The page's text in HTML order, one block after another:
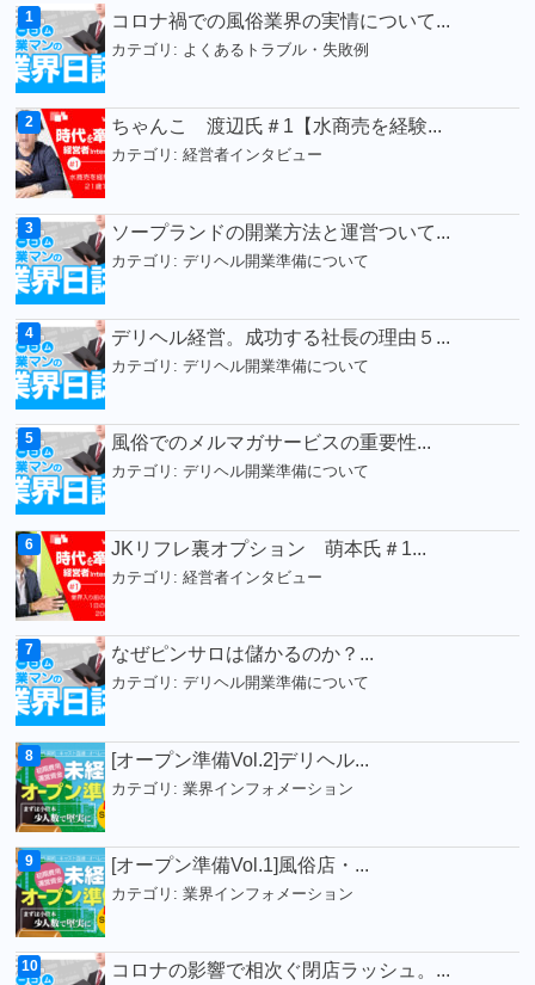
コロナ禍での風俗業界の実情について...
カテゴリ: よくあるトラブル・失敗例
ちゃんこ 渡辺氏＃1【水商売を経験...
カテゴリ:経営者インタビュー
ソープランドの開業方法と運営ついて...
カテゴリ:デリヘル開業準備について
デリヘル経営。成功する社長の理由５...
カテゴリ:デリヘル開業準備について
風俗でのメルマガサービスの重要性...
カテゴリ:デリヘル開業準備について
JKリフレ裏オプション 萌本氏＃1...
カテゴリ:経営者インタビュー
なぜピンサロは儲かるのか？...
カテゴリ:デリヘル開業準備について
[オープン準備Vol.2]デリヘル...
カテゴリ:業界インフォメーション
[オープン準備Vol.1]風俗店・...
カテゴリ:業界インフォメーション
コロナの影響で相次ぐ閉店ラッシュ。...